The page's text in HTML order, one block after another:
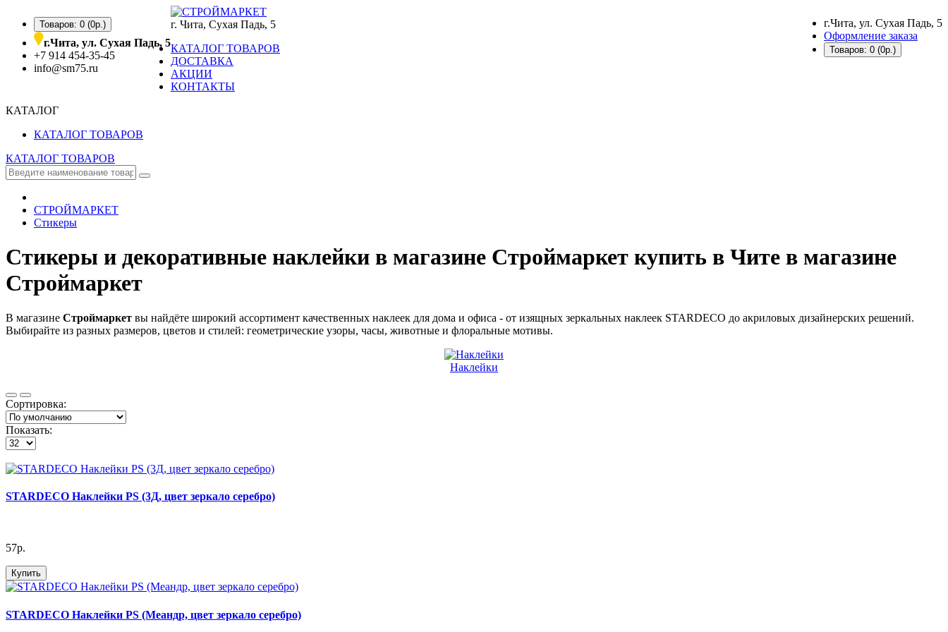
Товаров: 0 (0р.)
г.Чита, ул. Сухая Падь, 5
+7 914 454-35-45
info@sm75.ru
г.Чита, ул. Сухая Падь, 5
Оформление заказа
Товаров: 0 (0р.)
г. Чита, Сухая Падь, 5
КАТАЛОГ ТОВАРОВ
ДОСТАВКА
АКЦИИ
КОНТАКТЫ
КАТАЛОГ
КАТАЛОГ ТОВАРОВ
КАТАЛОГ ТОВАРОВ
СТРОЙМАРКЕТ
Стикеры
Стикеры и декоративные наклейки в магазине Строймаркет купить в Чите в магазине
Строймаркет
В магазине Строймаркет вы найдёте широкий ассортимент качественных наклеек для дома и офиса - от изящных зеркальных наклеек STARDECO до акриловых дизайнерских решений.
Выбирайте из разных размеров, цветов и стилей: геометрические узоры, часы, животные и флоральные мотивы.
Наклейки
Сортировка:
Показать:
STARDECO Наклейки PS (3Д, цвет зеркало серебро)
57р.
Купить
STARDECO Наклейки PS (Меандр, цвет зеркало серебро)